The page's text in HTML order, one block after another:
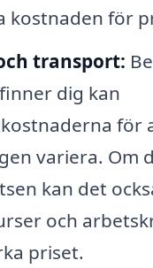
kostnaden för
transport:
dig kan
för
variera. Om
kan det
och
priset.